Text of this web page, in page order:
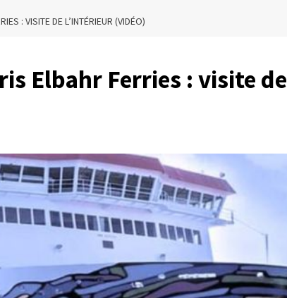
: VISITE DE L’INTÉRIEUR (VIDÉO)
Elbahr Ferries : visite de